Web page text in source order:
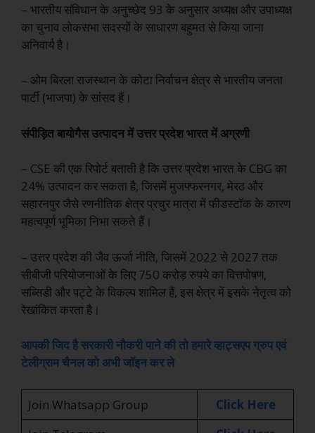
– भारतीय संविधान के अनुच्छेद 93 के अनुसार अध्यक्ष और उपाध्यक्ष
का चुनाव लोकसभा सदस्यों के साधारण बहुमत से किया जाना
अनिवार्य है।
– ओम बिरला राजस्थान के कोटा निर्वाचन क्षेत्र से भारतीय जनता
पार्टी (भाजपा) के सांसद हैं।
संपीड़ित बायोगैस उत्पादन में उत्तर प्रदेश भारत में अग्रणी
– CSE की एक रिपोर्ट बताती है कि उत्तर प्रदेश भारत के CBG का
24% उत्पादन कर सकता है, जिसमें मुजफ्फरनगर, मेरठ और
सहारनपुर जैसे रणनीतिक क्षेत्र प्रचुर मात्रा में फीडस्टॉक के कारण
महत्वपूर्ण भूमिका निभा सकते हैं।
– उत्तर प्रदेश की जैव ऊर्जा नीति, जिसमें 2022 से 2027 तक
सीबीजी परियोजनाओं के लिए 750 करोड़ रुपये का वित्तपोषण,
सब्सिडी और पट्टे के विकल्प शामिल हैं, इस क्षेत्र में इसके नेतृत्व को
रेखांकित करता है।
आपकी जिद है सरकारी नौकरी पाने की तो हमारे व्हाट्सएप ग्रुप एवं
टेलीग्राम चैनल को अभी जॉइन कर ले
Join Whatsapp Group
Click Here